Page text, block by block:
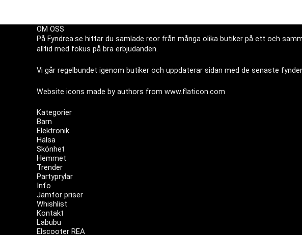
OM OSS
På Fyndrea.se hittar du samlade reor från många olika butiker på ett och
alltid med fokus på bra erbjudanden.
Vi går regelbundet igenom butiker och uppdaterar sidan med de senaste
Website icons made by authors from www.flaticon.com
Kategorier
Barn
Elektronik
Hälsa
Skönhet
Hemmet
Trender
Partyprylar
Info
Jämför priser
Whishlist
Kontakt
Labubu
Elscooter REA